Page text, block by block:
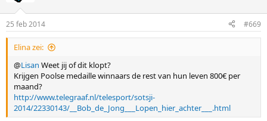
25 feb 2014 #669
Elina zei:
@Lisan Weet jij of dit klopt?
Krijgen Poolse medaille winnaars de rest van hun leven 800€ per
maand?
http://www.telegraaf.nl/telesport/sotsji-
2014/22330143/__Bob_de_Jong___Lopen_hier_achter___.html